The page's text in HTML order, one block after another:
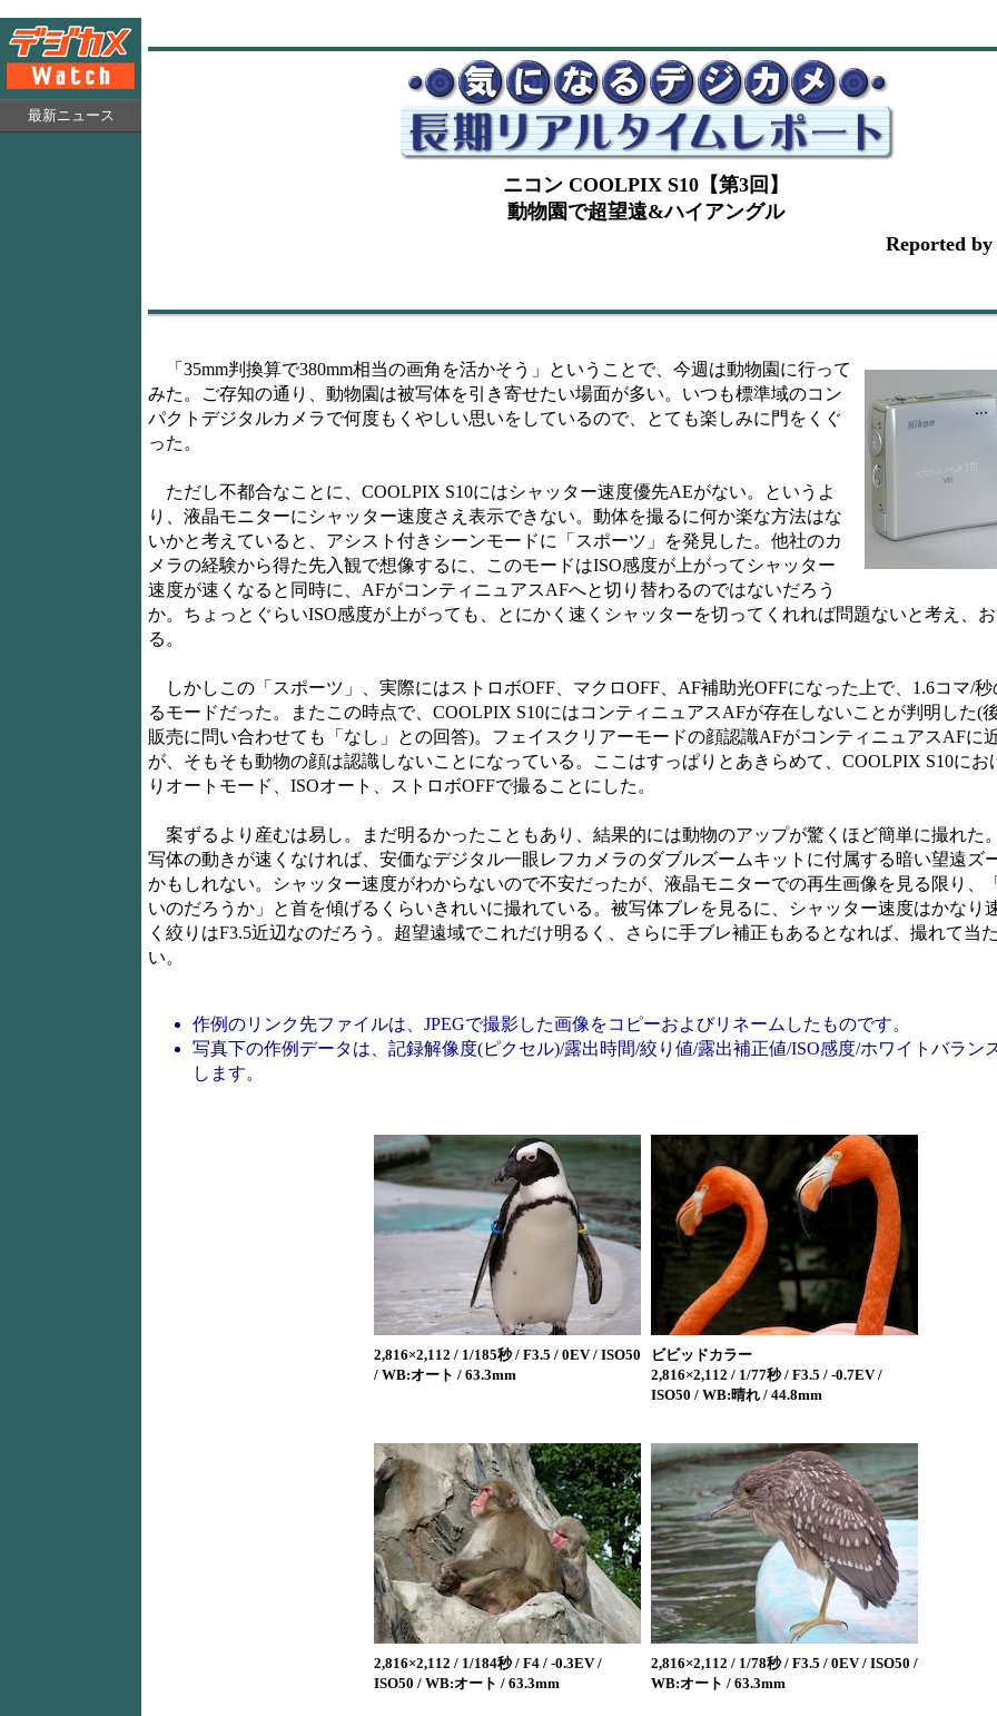
最新ニュース
ニコン COOLPIX S10【第3回】
動物園で超望遠&ハイアングル
Reported
「35mm判換算で380mm相当の画角を活かそう」ということで、今週は動物園に行って
みた。ご存知の通り、動物園は被写体を引き寄せたい場面が多い。いつも標準域のコン
パクトデジタルカメラで何度もくやしい思いをしているので、とても楽しみに門をくぐ
った。
ただし不都合なことに、COOLPIX S10にはシャッター速度優先AEがない。というよ
り、液晶モニターにシャッター速度さえ表示できない。動体を撮るに何か楽な方法はな
いかと考えていると、アシスト付きシーンモードに「スポーツ」を発見した。他社のカ
メラの経験から得た先入観で想像するに、このモードはISO感度が上がってシャッター
速度が速くなると同時に、AFがコンティニュアスAFへと切り替わるのではないだろう
か。ちょっとぐらいISO感度が上がっても、とにかく速くシャッターを切ってくれれば問題ないと考え、
る。
しかしこの「スポーツ」、実際にはストロボOFF、マクロOFF、AF補助光OFFになった上で、1.6コマ/
るモードだった。またこの時点で、COOLPIX S10にはコンティニュアスAFが存在しないことが判明した(
販売に問い合わせても「なし」との回答)。フェイスクリアーモードの顔認識AFがコンティニュアスAFに
が、そもそも動物の顔は認識しないことになっている。ここはすっぱりとあきらめて、COOLPIX S10にお
りオートモード、ISOオート、ストロボOFFで撮ることにした。
案ずるより産むは易し。まだ明るかったこともあり、結果的には動物のアップが驚くほど簡単に撮れた
写体の動きが速くなければ、安価なデジタル一眼レフカメラのダブルズームキットに付属する暗い望遠ズ
かもしれない。シャッター速度がわからないので不安だったが、液晶モニターでの再生画像を見る限り、
いのだろうか」と首を傾げるくらいきれいに撮れている。被写体ブレを見るに、シャッター速度はかなり
く絞りはF3.5近辺なのだろう。超望遠域でこれだけ明るく、さらに手ブレ補正もあるとなれば、撮れて当
い。
作例のリンク先ファイルは、JPEGで撮影した画像をコピーおよびリネームしたものです。
写真下の作例データは、記録解像度(ピクセル)/露出時間/絞り値/露出補正値/ISO感度/ホワイトバラン
します。
2,816×2,112 / 1/185秒 / F3.5 / 0EV / ISO50
/ WB:オート / 63.3mm
ビビッドカラー
2,816×2,112 / 1/77秒 / F3.5 / -0.7EV /
ISO50 / WB:晴れ / 44.8mm
2,816×2,112 / 1/184秒 / F4 / -0.3EV /
ISO50 / WB:オート / 63.3mm
2,816×2,112 / 1/78秒 / F3.5 / 0EV / ISO50 /
WB:オート / 63.3mm